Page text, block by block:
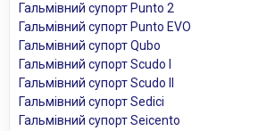
Гальмівний супорт Punto 2
Гальмівний супорт Punto EVO
Гальмівний супорт Qubo
Гальмівний супорт Scudo I
Гальмівний супорт Scudo II
Гальмівний супорт Sedici
Гальмівний супорт Seicento